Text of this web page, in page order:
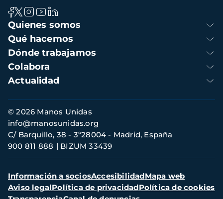
Navegación
principal
Quienes somos
Qué hacemos
Dónde trabajamos
Colabora
Actualidad
Información
de
contacto
© 2026 Manos Unidas
C/ Barquillo, 38 - 3º28004 - Madrid, España
900 811 888
BIZUM 33439
info@manosunidas.org
Menú
secundario
Información a sociosAccesibilidadMapa web
Aviso legalPolítica de privacidadPolítica de cookies